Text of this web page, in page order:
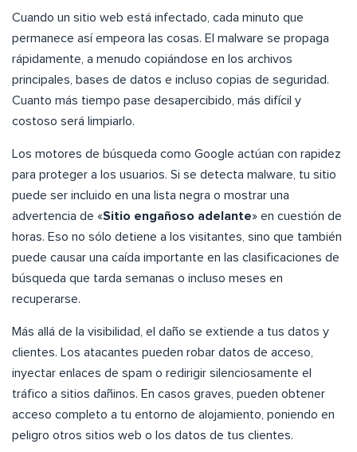
Cuando un sitio web está infectado, cada minuto que
permanece así empeora las cosas. El malware se propaga
rápidamente, a menudo copiándose en los archivos
principales, bases de datos e incluso copias de seguridad.
Cuanto más tiempo pase desapercibido, más difícil y
costoso será limpiarlo.
Los motores de búsqueda como Google actúan con rapidez
para proteger a los usuarios. Si se detecta malware, tu sitio
puede ser incluido en una lista negra o mostrar una
advertencia de «Sitio engañoso adelante» en cuestión de
horas. Eso no sólo detiene a los visitantes, sino que también
puede causar una caída importante en las clasificaciones de
búsqueda que tarda semanas o incluso meses en
recuperarse.
Más allá de la visibilidad, el daño se extiende a tus datos y
clientes. Los atacantes pueden robar datos de acceso,
inyectar enlaces de spam o redirigir silenciosamente el
tráfico a sitios dañinos. En casos graves, pueden obtener
acceso completo a tu entorno de alojamiento, poniendo en
peligro otros sitios web o los datos de tus clientes.